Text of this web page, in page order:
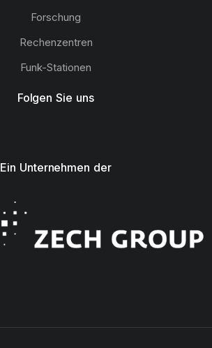
Forschung
Rechenzentren
Funk-Stationen
Folgen Sie uns
Ein Unternehmen der